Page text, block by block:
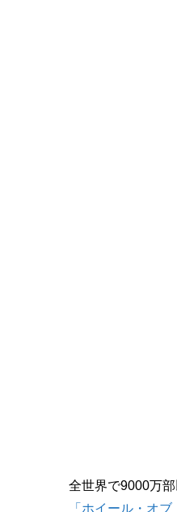
全世界で9000万
「ホイール・オブ